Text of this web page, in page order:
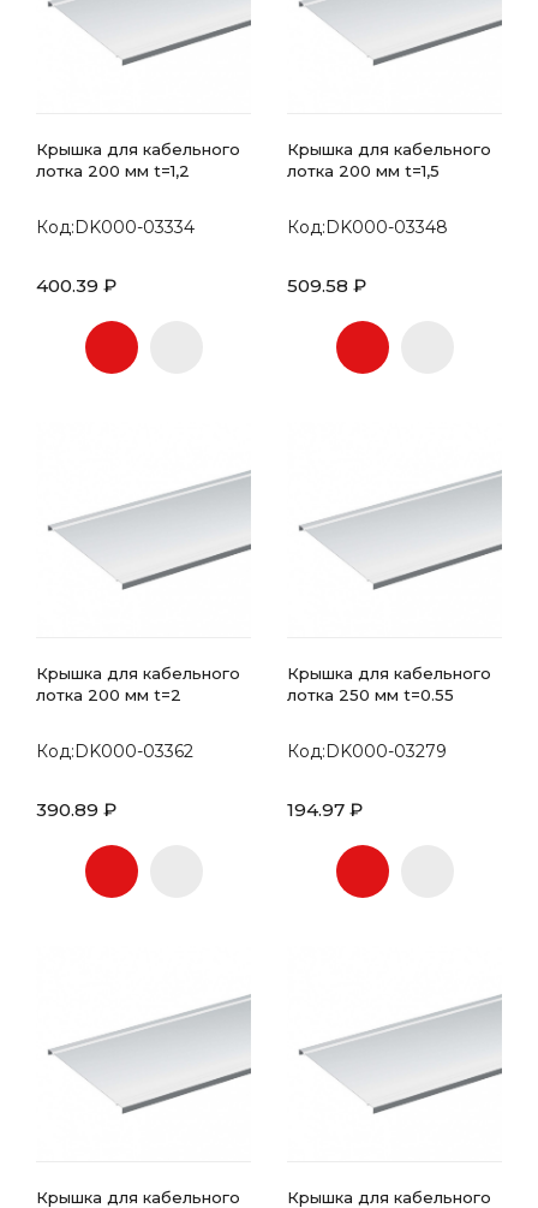
Крышка для кабельного
лотка 200 мм t=1,2
Код:DK000-03334
400.39 ₽
Крышка для кабельного
лотка 200 мм t=1,5
Код:DK000-03348
509.58 ₽
Крышка для кабельного
лотка 200 мм t=2
Код:DK000-03362
390.89 ₽
Крышка для кабельного
лотка 250 мм t=0.55
Код:DK000-03279
194.97 ₽
Крышка для кабельного
Крышка для кабельного